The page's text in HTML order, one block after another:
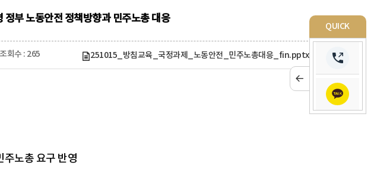
QUICK
정부 노동안전 정책방향과 민주노총 대응
조회수 : 265 251015_방침교육_국정과제_노동안전_민주노총대응_fin.pptx
노총 요구 반영